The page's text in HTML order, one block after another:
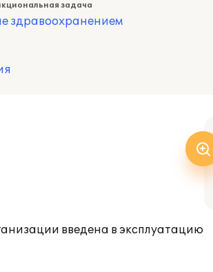
задача
здравоохранением
введена в эксплуатацию